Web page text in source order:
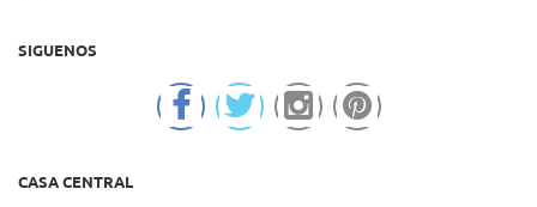
SIGUENOS
CASA CENTRAL